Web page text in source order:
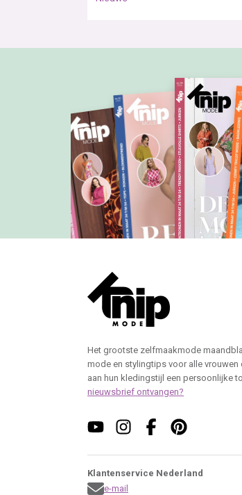
Het grootste zelfmaakmode
mode en stylingtips voor alle vrouwen
aan hun kledingstijl een persoonlijke
nieuwsbrief ontvangen?
Klantenservice Nederland
e-mail